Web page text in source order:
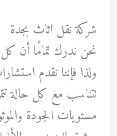
شركة نقل اثاث بجدة
نحن ندرك تمامًا أن
ولذا فإننا نقدم
تتناسب مع كل حالة
مستويات الجودة